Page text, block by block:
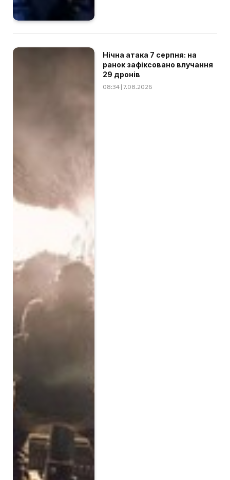
Нічна атака 7 серпня: на
ранок зафіксовано влучання
29 дронів
08:34 | 7.08.2026